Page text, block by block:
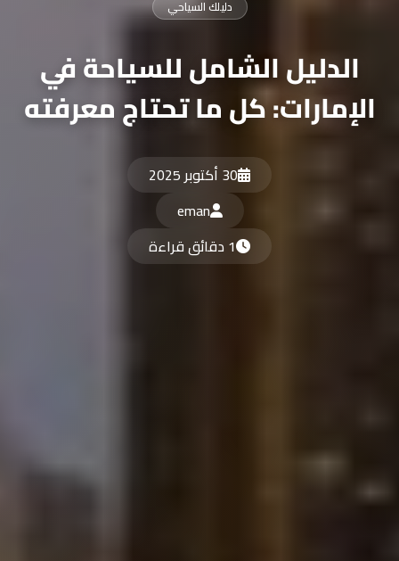
دليلك السياحي
الدليل الشامل للسياحة في
الإمارات: كل ما تحتاج معرفته
30 أكتوبر 2025
eman
1 دقائق قراءة